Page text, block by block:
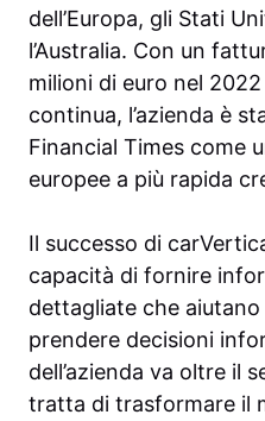
dell’Europa, gli Stati
l’Australia. Con un
milioni di euro nel
continua, l’azienda è
Financial Times come
europee a più rapida
Il successo di
capacità di fornire
dettagliate che
prendere decisioni
dell’azienda va oltre il
tratta di trasformare il